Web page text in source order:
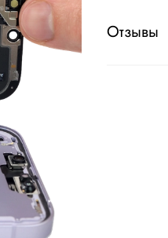
Отзывы